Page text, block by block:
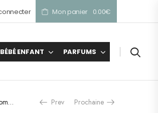
Mon panier 0.00€
BÉBÉ ENFANT PARFUMS
Toudy Savon Gommant Clarifiant 670g Prev Prochaine